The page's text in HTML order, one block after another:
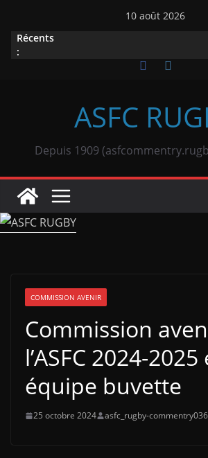
contenu
10 août 2026
Récents
:
ASFC
Depuis 1909
COMMISSION AVENIR
Commission
l’ASFC 2024-2025
équipe buvette
25 octobre 2024 asfc_rugby-